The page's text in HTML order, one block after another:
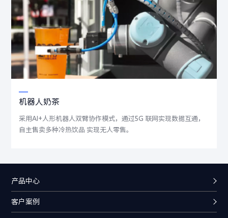
机器人奶茶
采用AI+人形机器人双臂协作模式，通过5G 联网实现数据互通，
自主售卖多种冷热饮品 实现无人零售。
产品中心
客户案例